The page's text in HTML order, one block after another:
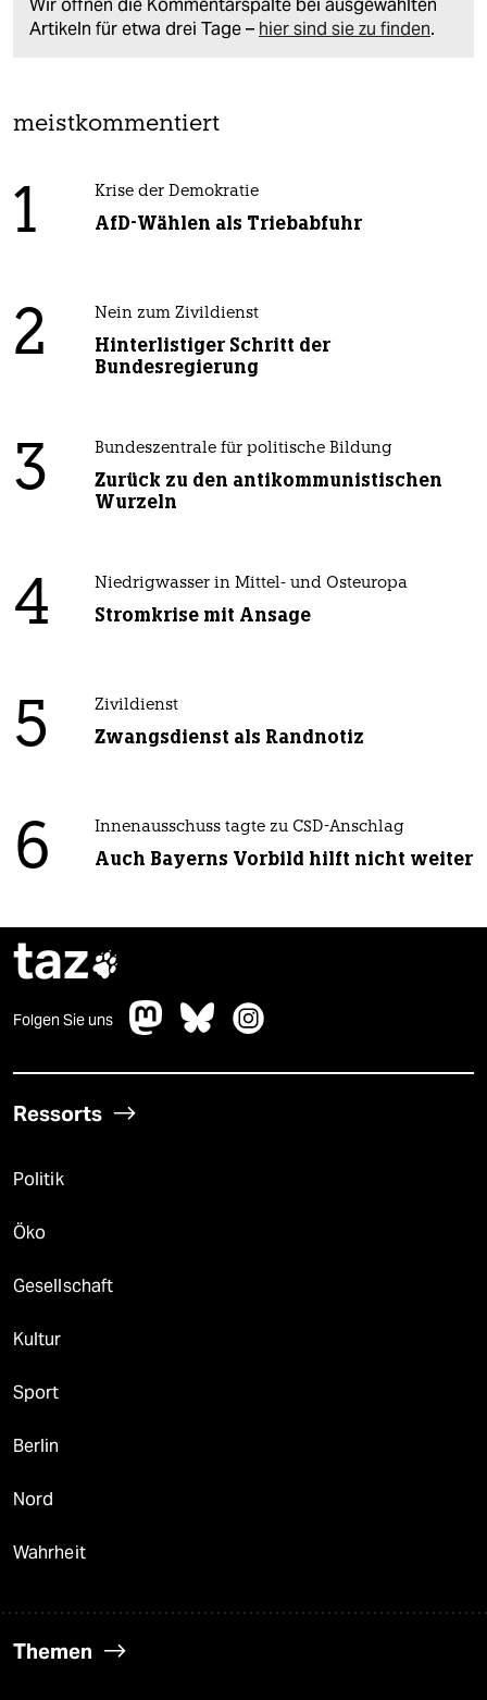
Wir öffnen die Kommentarspalte bei ausgewählten
Artikeln für etwa drei Tage – hier sind sie zu finden.
meistkommentiert
1 Krise der Demokratie
AfD-Wählen als Triebabfuhr
2 Nein zum Zivildienst
Hinterlistiger Schritt der
Bundesregierung
3 Bundeszentrale für politische Bildung
Zurück zu den antikommunistischen
Wurzeln
4 Niedrigwasser in Mittel- und Osteuropa
Stromkrise mit Ansage
5 Zivildienst
Zwangsdienst als Randnotiz
6 Innenausschuss tagte zu CSD-Anschlag
Auch Bayerns Vorbild hilft nicht weiter
taz
Folgen Sie uns
Ressorts
Politik
Öko
Gesellschaft
Kultur
Sport
Berlin
Nord
Wahrheit
Themen